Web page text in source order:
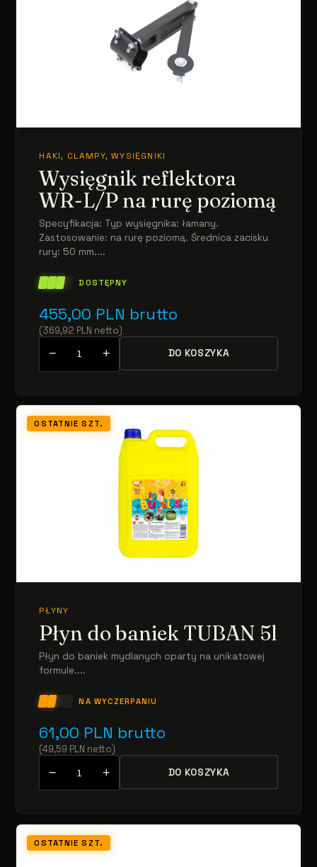
HAKI, CLAMPY, WYSIĘGNIKI
Wysięgnik reflektora
WR-L/P na rurę poziomą
Specyfikacja: Typ wysięgnika: łamany.
Zastosowanie: na rurę poziomą. Średnica zacisku
rury: 50 mm....
DOSTĘPNY
455,00 PLN brutto
(369,92 PLN netto)
− + DO KOSZYKA
OSTATNIE SZT.
PŁYNY
Płyn do baniek TUBAN 5l
Płyn do baniek mydlanych oparty na unikatowej
formule....
NA WYCZERPANIU
61,00 PLN brutto
(49,59 PLN netto)
− + DO KOSZYKA
OSTATNIE SZT.